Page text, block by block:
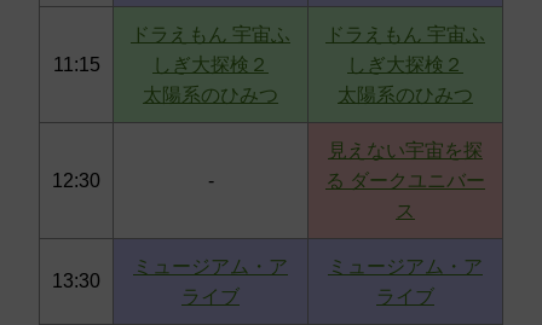
11:15
ドラえもん 宇宙ふ
しぎ大探検２
太陽系のひみつ
ドラえもん 宇宙ふ
しぎ大探検２
太陽系のひみつ
12:30 -
見えない宇宙を探
る ダークユニバー
ス
13:30
ミュージアム・ア
ライブ
ミュージアム・ア
ライブ